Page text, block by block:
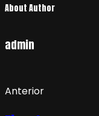
About Author
admin
Anterior